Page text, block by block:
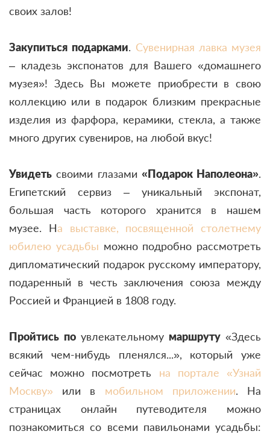
своих залов!
Закупиться подарками. Сувенирная лавка музея
– кладезь экспонатов для Вашего «домашнего
музея»! Здесь Вы можете приобрести в свою
коллекцию или в подарок близким прекрасные
изделия из фарфора, керамики, стекла, а также
много других сувениров, на любой вкус!
Увидеть своими глазами «Подарок Наполеона».
Египетский сервиз – уникальный экспонат,
большая часть которого хранится в нашем
музее. На выставке, посвященной столетнему
юбилею усадьбы можно подробно рассмотреть
дипломатический подарок русскому императору,
подаренный в честь заключения союза между
Россией и Францией в 1808 году.
Пройтись по увлекательному маршруту «Здесь
всякий чем-нибудь пленялся...», который уже
сейчас можно посмотреть на портале «Узнай
Москву» или в мобильном приложении. На
страницах онлайн путеводителя можно
познакомиться со всеми павильонами усадьбы: